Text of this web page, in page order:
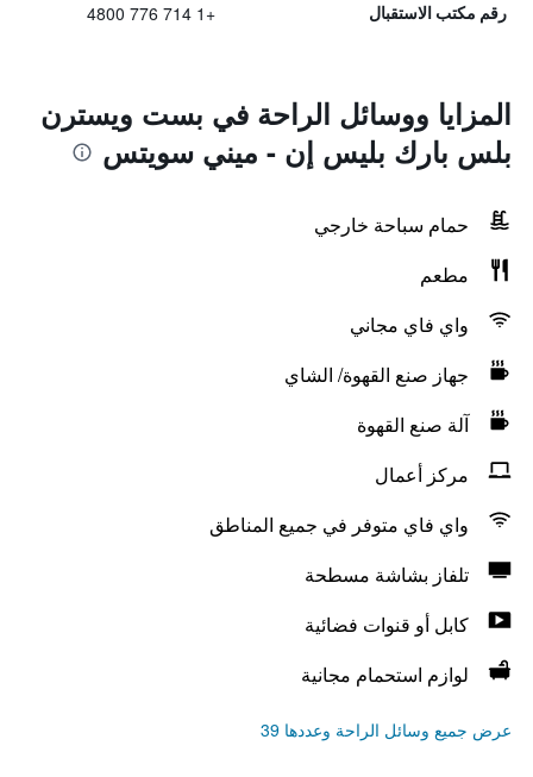
رقم مكتب الاستقبال +1 714 776 4800
المزايا ووسائل الراحة في بست ويسترن
بلس بارك بليس إن - ميني سويتس
حمام سباحة خارجي
مطعم
واي فاي مجاني
جهاز صنع القهوة/ الشاي
آلة صنع القهوة
مركز أعمال
واي فاي متوفر في جميع المناطق
تلفاز بشاشة مسطحة
كابل أو قنوات فضائية
لوازم استحمام مجانية
عرض جميع وسائل الراحة وعددها 39